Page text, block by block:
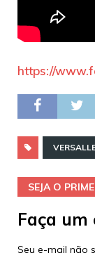
https://
SEJA O
Faça
Seu e-mail não